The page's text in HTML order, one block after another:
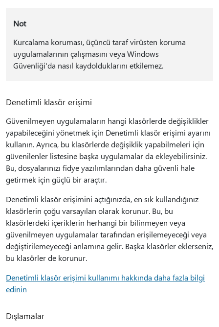
Not
Kurcalama koruması, üçüncü taraf virüsten koruma
uygulamalarının çalışmasını veya Windows
Güvenliği'da nasıl kaydolduklarını etkilemez.
Denetimli klasör erişimi
Güvenilmeyen uygulamaların hangi klasörlerde değişiklikler
yapabileceğini yönetmek için Denetimli klasör erişimi ayarını
kullanın. Ayrıca, bu klasörlerde değişiklik yapabilmeleri için
güvenilenler listesine başka uygulamalar da ekleyebilirsiniz.
Bu, dosyalarınızı fidye yazılımlarından daha güvenli hale
getirmek için güçlü bir araçtır.
Denetimli klasör erişimini açtığınızda, en sık kullandığınız
klasörlerin çoğu varsayılan olarak korunur. Bu, bu
klasörlerdeki içeriklerin herhangi bir bilinmeyen veya
güvenilmeyen uygulamalar tarafından erişilemeyeceği veya
değiştirilemeyeceği anlamına gelir. Başka klasörler eklerseniz,
bu klasörler de korunur.
Denetimli klasör erişimi kullanımı hakkında daha fazla bilgi
edinin
Dışlamalar